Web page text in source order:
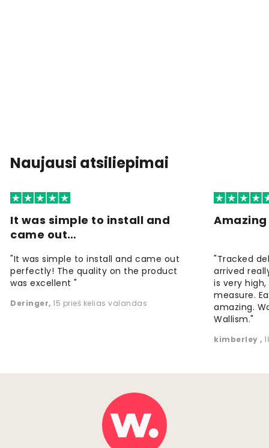
Naujausi atsiliepimai
It was simple to install and
came out…
"It was simple to install and came out
perfectly! The quality on the product
was excellent "
Deringer, 15 prieš kelias valandas
"Tracked
arrived
is very
measure.
amazing.
Wallism."
kimberley,